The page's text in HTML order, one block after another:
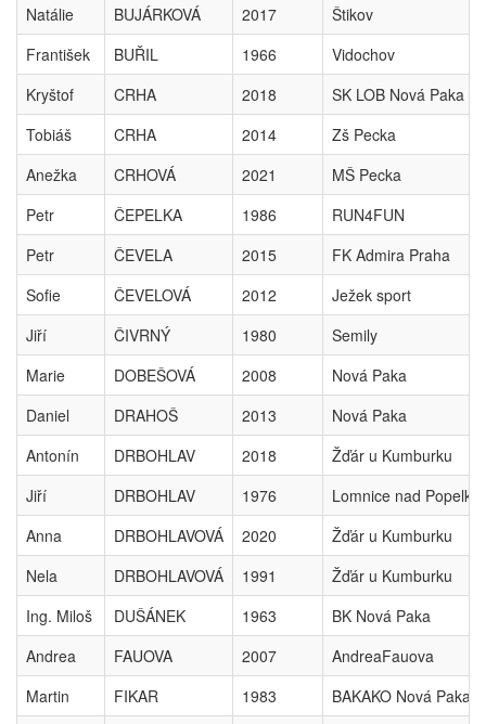
Natálie
BUJÁRKOVÁ 2017
Štikov
František
BUŘIL 1966
Vidochov
Kryštof
CRHA 2018
SK LOB Nová Paka
Tobiáš
CRHA 2014
Zš Pecka
Anežka
CRHOVÁ 2021
MŠ Pecka
Petr
ČEPELKA 1986
RUN4FUN
Petr
ČEVELA 2015
FK Admira Praha
Sofie
ČEVELOVÁ 2012
Ježek sport
Jiří
ČIVRNÝ 1980
Semily
Marie
DOBEŠOVÁ 2008
Nová Paka
Daniel
DRAHOŠ 2013
Nová Paka
Antonín
DRBOHLAV 2018
Žďár u Kumburku
Jiří
DRBOHLAV 1976
Lomnice nad
Anna
DRBOHLAVOVÁ 2020
Žďár u Kumburku
Nela
DRBOHLAVOVÁ 1991
Žďár u Kumburku
Ing. Miloš
DUŠÁNEK 1963
BK Nová Paka
Andrea
FAUOVA 2007
AndreaFauova
Martin
FIKAR 1983
BAKAKO Nová Paka